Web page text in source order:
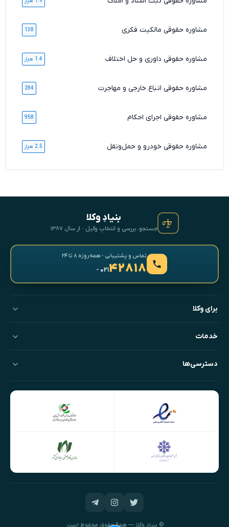
مشاوره حقوقی مالکیت فکری 138
مشاوره حقوقی داوری و حل اختلاف 1.4 هزار
مشاوره حقوقی اتباع خارجی و مهاجرت 284
مشاوره حقوقی اجرای احکام 958
مشاوره حقوقی خودرو و حمل‌ونقل 2.5 هزار
بنیادِ وکلا
جستجو، بررسی و انتخابِ وکیل · از سال ۱۳۸۷
تماس و پشتیبانی · همه‌روزه ۸ تا ۲۴
۴۲۸۱۸- ۰۲۱
برای وکلا
خدمات
دسترسی‌ها
© بنیادِ وکلا — همهٔ حقوق محفوظ است.